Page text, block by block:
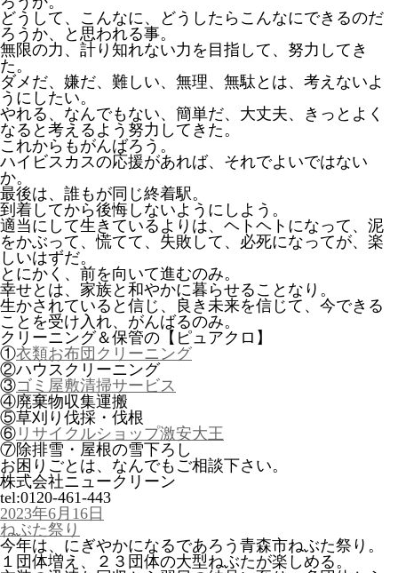
どうして、こんなに、どうしたらこんなにできるのだ
ろうか、と思われる事。
無限の力、計り知れない力を目指して、努力してき
た。
ダメだ、嫌だ、難しい、無理、無駄とは、考えないよ
うにしたい。
やれる、なんでもない、簡単だ、大丈夫、きっとよく
なると考えるよう努力してきた。
これからもがんばろう。
ハイビスカスの応援があれば、それでよいではない
か。
最後は、誰もが同じ終着駅。
到着してから後悔しないようにしよう。
適当にして生きているよりは、ヘトヘトになって、泥
をかぶって、慌てて、失敗して、必死になってが、楽
しいはずだ。
とにかく、前を向いて進むのみ。
幸せとは、家族と和やかに暮らせることなり。
生かされていると信じ、良き未来を信じて、今できる
ことを受け入れ、がんばるのみ。
クリーニング＆保管の【ピュアクロ】
①衣類お布団クリーニング
②ハウスクリーニング
③ゴミ屋敷清掃サービス
④廃棄物収集運搬
⑤草刈り伐採・伐根
⑥ リサイクルショップ激安大王
⑦除排雪・屋根の雪下ろし
お困りごとは、なんでもご相談下さい。
株式会社ニュークリーン
tel:0120-461-443
投
稿
日:
2023年6月16日
ねぶた祭り
今年は、にぎやかになるであろう青森市ねぶた祭り。
１団体増え、２３団体の大型ねぶたが楽しめる。